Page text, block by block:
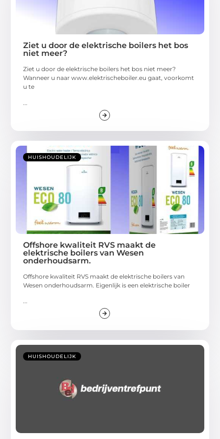
Ziet u door de elektrische boilers het bos
niet meer?
Ziet u door de elektrische boilers het bos niet meer?
Wanneer u naar www.elektrischeboiler.eu gaat, voorkomt
u te
HUISHOUDELIJK
Offshore kwaliteit RVS maakt de
elektrische boilers van Wesen
onderhoudsarm.
Offshore kwaliteit RVS maakt de elektrische boilers van
Wesen onderhoudsarm. Eigenlijk is een elektrische boiler
...
HUISHOUDELIJK